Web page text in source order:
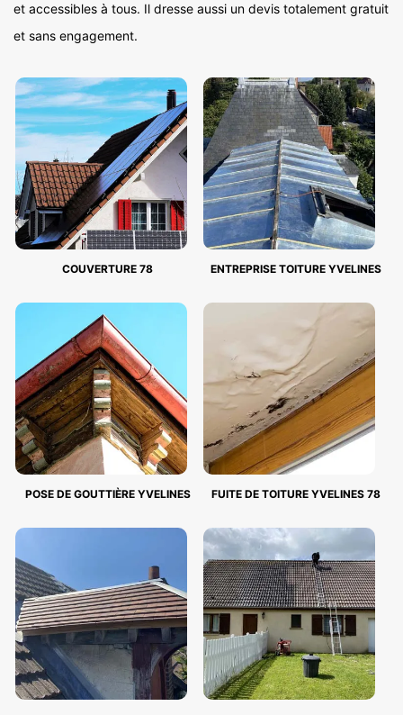
et accessibles à tous. Il dresse aussi un devis totalement gratuit
et sans engagement.
COUVERTURE 78 ENTREPRISE TOITURE YVELINES
POSE DE GOUTTIÈRE YVELINES FUITE DE TOITURE YVELINES 78